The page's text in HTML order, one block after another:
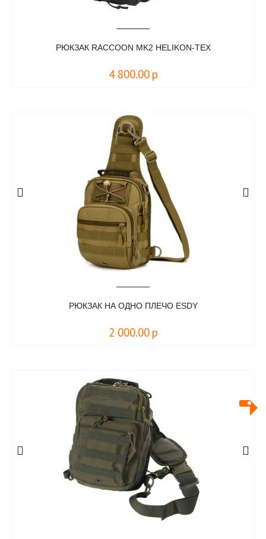
РЮКЗАК RACCOON MK2 HELIKON-TEX
4 800.00 р
РЮКЗАК НА ОДНО ПЛЕЧО ESDY
2 000.00 р